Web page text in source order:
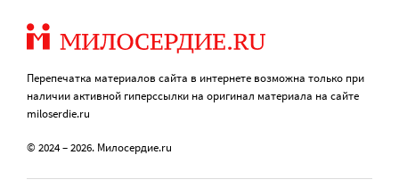
Перепечатка материалов сайта в интернете возможна только при
наличии активной гиперссылки на оригинал материала на сайте
miloserdie.ru
© 2024 – 2026. Милосердие.ru